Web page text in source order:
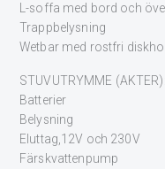
L-soffa med bord och
Trappbelysning
Wetbar med rostfri
STUVUTRYMME (AKTER):
Batterier
Belysning
Eluttag,12V och 230V
Färskvattenpump